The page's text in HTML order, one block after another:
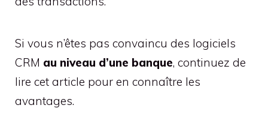
Si vous n’êtes pas convaincu des logiciels
CRM au niveau d’une banque, continuez de
lire cet article pour en connaître les
avantages.